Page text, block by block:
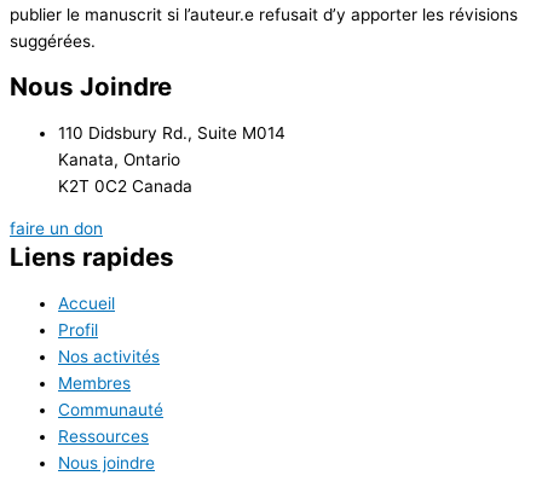
publier le manuscrit si l’auteur.e refusait d’y apporter les révisions
suggérées.
Nous Joindre
110 Didsbury Rd., Suite M014
Kanata, Ontario
K2T 0C2 Canada
faire un don
Liens rapides
Accueil
Profil
Nos activités
Membres
Communauté
Ressources
Nous joindre